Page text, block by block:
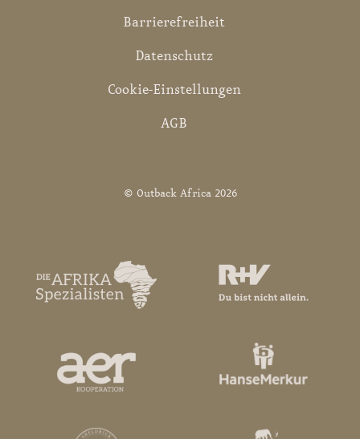
Barrierefreiheit
Datenschutz
Cookie-Einstellungen
AGB
© Outback Africa 2026